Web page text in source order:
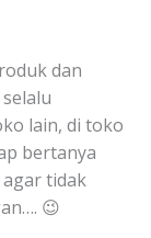
dan
lain, di toko
bertanya
tidak
😉